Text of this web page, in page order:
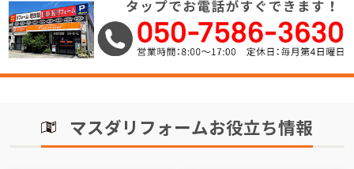
マスダリフォームお役立ち情報